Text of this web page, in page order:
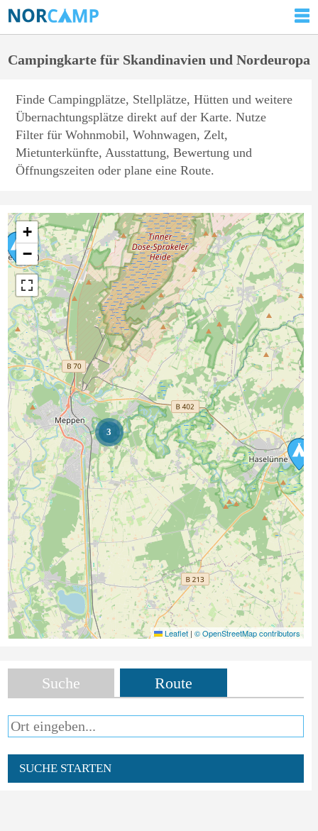
Campingkarte für Skandinavien und Nordeuropa
Finde Campingplätze, Stellplätze, Hütten und weitere
Übernachtungsplätze direkt auf der Karte. Nutze
Filter für Wohnmobil, Wohnwagen, Zelt,
Mietunterkünfte, Ausstattung, Bewertung und
Öffnungszeiten oder plane eine Route.
3
+
−
Leaflet | © OpenStreetMap contributors
Suche Route
SUCHE STARTEN